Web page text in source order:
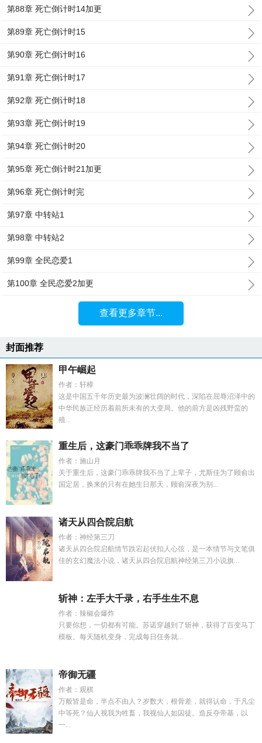
第88章 死亡倒计时14加更
第89章 死亡倒计时15
第90章 死亡倒计时16
第91章 死亡倒计时17
第92章 死亡倒计时18
第93章 死亡倒计时19
第94章 死亡倒计时20
第95章 死亡倒计时21加更
第96章 死亡倒计时完
第97章 中转站1
第98章 中转站2
第99章 全民恋爱1
第100章 全民恋爱2加更
查看更多章节...
封面推荐
甲午崛起
作者：轩樟
这是中国五千年历史最为波澜壮阔的时代，深陷在屈辱沼泽中的
中华民族正经历着前所未有的大变局。他的前方是凶残野蛮的
殖...
重生后，这豪门乖乖牌我不当了
作者：施山月
关于重生后，这豪门乖乖牌我不当了上辈子，尤斯佳为了顾俞出
国定居，换来的只有在她生日那天，顾俞深夜为别...
诸天从四合院启航
作者：神经第三刀
诸天从四合院启航情节跌宕起伏扣人心弦，是一本情节与文笔俱
佳的玄幻魔法小说，诸天从四合院启航神经第三刀小说旗...
斩神：左手大千录，右手生生不息
作者：辣椒会爆炸
只要你想，一切都有可能。苏诺穿越到了斩神，获得了百变马丁
模板。每天随机变身，完成每日任务就...
帝御无疆
作者：观棋
万般皆是命，半点不由人？岁数大，根骨差，就得认命，于凡尘
中等死？仙人视我为牲畜，我视仙人如囚徒。造反夺帝基，以
一...